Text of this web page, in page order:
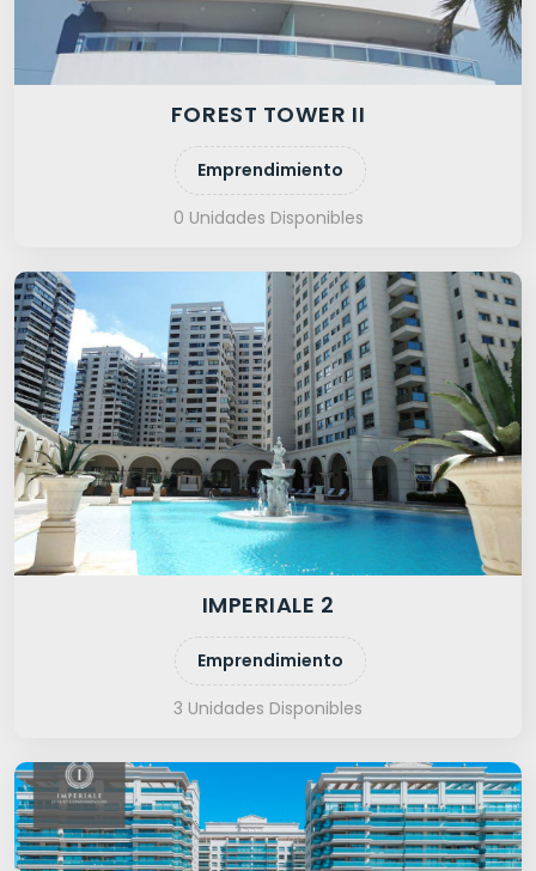
FOREST TOWER II
Emprendimiento
0 Unidades Disponibles
IMPERIALE 2
Emprendimiento
3 Unidades Disponibles